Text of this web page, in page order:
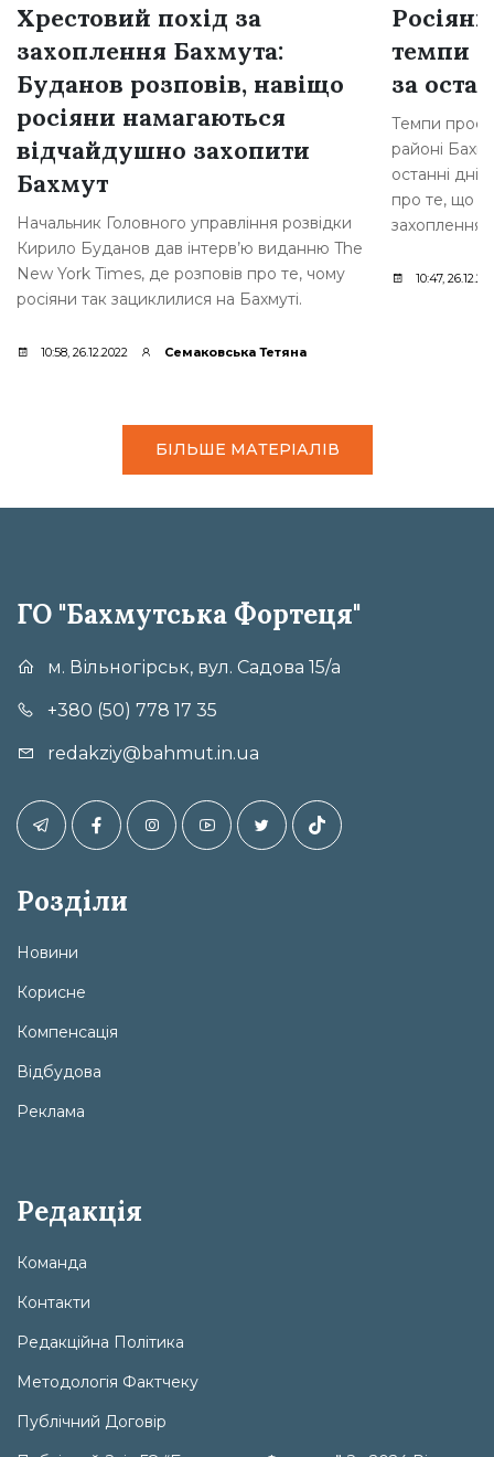
Хрестовий похід за
захоплення Бахмута:
Буданов розповів, навіщо
росіяни намагаються
відчайдушно захопити
Бахмут
Начальник Головного управління розвідки
Кирило Буданов дав інтерв’ю виданню The
New York Times, де розповів про те, чому
росіяни так зациклилися на Бахмуті.
10:58, 26.12.2022 Семаковська Тетяна
темпи
за
Темпи
районі
останні
про те, що
захоплення
10:47,
БІЛЬШЕ МАТЕРІАЛІВ
ГО "Бахмутська Фортеця"
м. Вільногірськ, вул. Садова 15/а
+380 (50) 778 17 35
redakziy@bahmut.in.ua
Розділи
Новини
Корисне
Компенсація
Відбудова
Реклама
Редакція
Команда
Контакти
Редакційна Політика
Методологія Фактчеку
Публічний Договір